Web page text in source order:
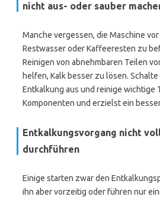
nicht aus- oder sauber
Manche vergessen, die Maschine
Restwasser oder Kaffeeresten zu
Reinigen von abnehmbaren Teilen
helfen, Kalk besser zu lösen.
Entkalkung aus und reinige wichtige
Komponenten und erzielst ein
Entkalkungsvorgang nicht
durchführen
Einige starten zwar den
ihn aber vorzeitig oder führen nur